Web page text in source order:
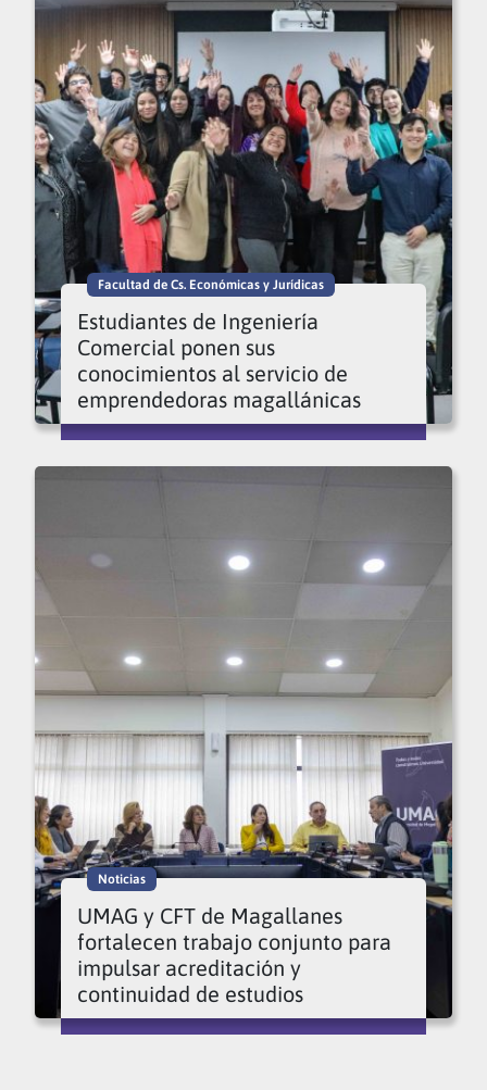
Facultad de Cs. Económicas y Jurídicas
Estudiantes de Ingeniería
Comercial ponen sus
conocimientos al servicio de
emprendedoras magallánicas
Noticias
UMAG y CFT de Magallanes
fortalecen trabajo conjunto para
impulsar acreditación y
continuidad de estudios